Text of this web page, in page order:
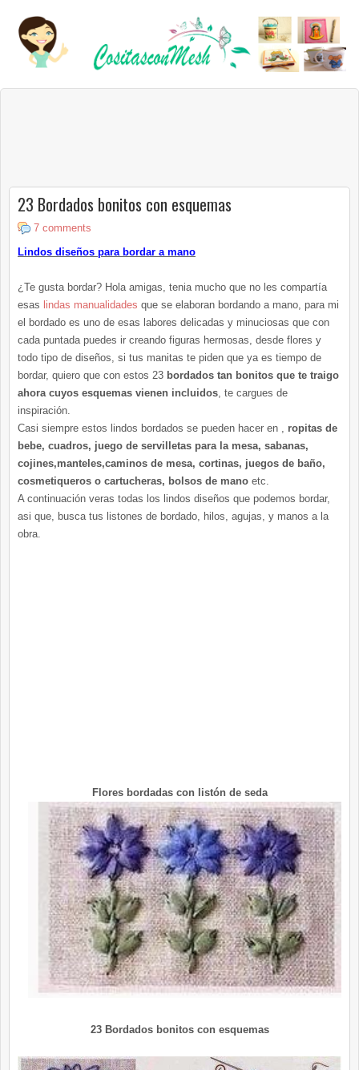
23 Bordados bonitos con esquemas
7 comments
Lindos diseños para bordar a mano
¿Te gusta bordar? Hola amigas, tenia mucho que no les compartía
esas lindas manualidades que se elaboran bordando a mano, para mi
el bordado es uno de esas labores delicadas y minuciosas que con
cada puntada puedes ir creando figuras hermosas, desde flores y
todo tipo de diseños, si tus manitas te piden que ya es tiempo de
bordar, quiero que con estos 23 bordados tan bonitos que te traigo
ahora cuyos esquemas vienen incluidos , te cargues de
inspiración.
Casi siempre estos lindos bordados se pueden hacer en , ropitas de
bebe, cuadros, juego de servilletas para la mesa, sabanas,
cojines,manteles,caminos de mesa, cortinas, juegos de baño,
cosmetiqueros o cartucheras, bolsos de mano etc.
A continuación veras todas los lindos diseños que podemos bordar,
asi que, busca tus listones de bordado, hilos, agujas, y manos a la
obra.
Flores bordadas con listón de seda
23 Bordados bonitos con esquemas